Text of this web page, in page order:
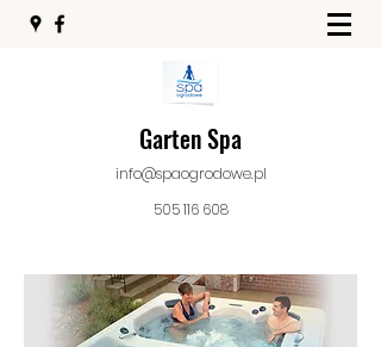
Garten Spa
info@spaogrodowe.pl
505 116 608